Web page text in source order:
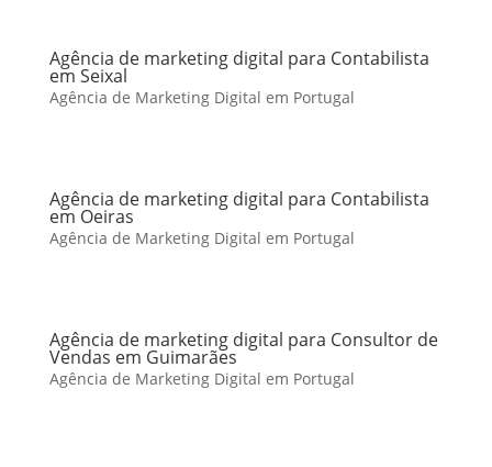
Agência de marketing digital para Contabilista
em Seixal
Agência de Marketing Digital em Portugal
Agência de marketing digital para Contabilista
em Oeiras
Agência de Marketing Digital em Portugal
Agência de marketing digital para Consultor de
Vendas em Guimarães
Agência de Marketing Digital em Portugal